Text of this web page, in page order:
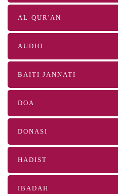
AL-QUR'AN
AUDIO
BAITI JANNATI
DOA
DONASI
HADIST
IBADAH